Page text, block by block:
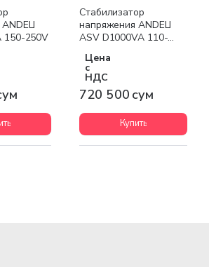
150-250V
Стабилизатор
напряжения ANDELI
ASV D1000VA 110-
Цена
с
НДС
720 500 сум
Купить